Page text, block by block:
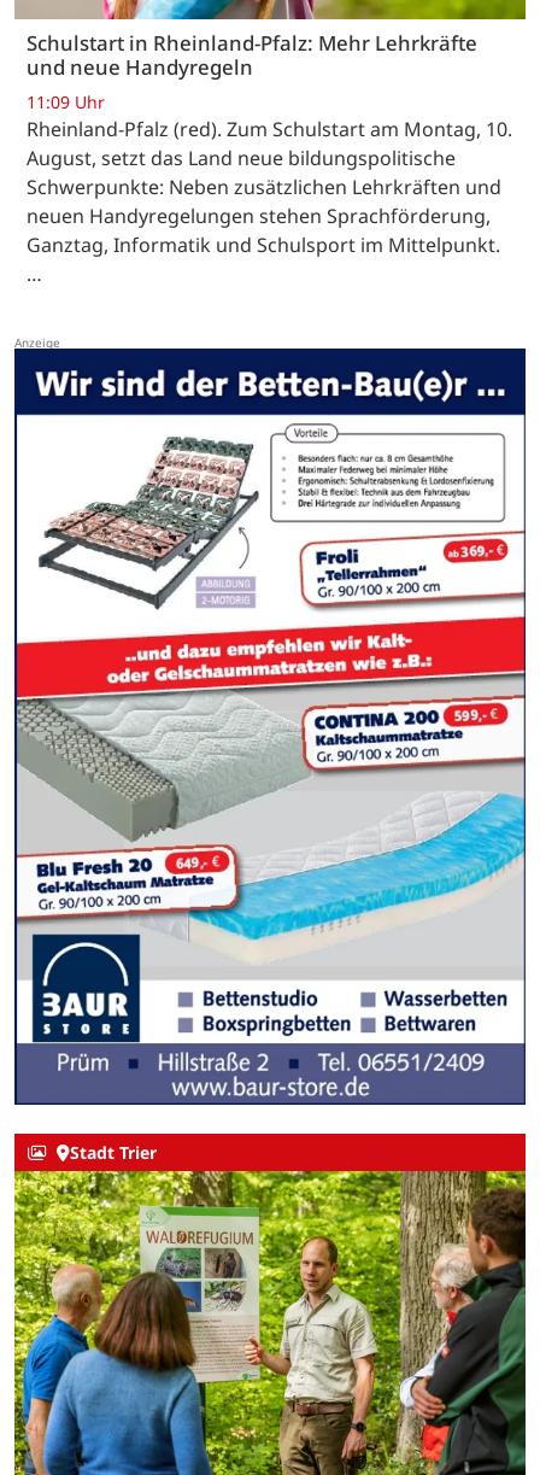
Schulstart in Rheinland-Pfalz: Mehr Lehrkräfte
und neue Handyregeln
11:09 Uhr
Rheinland-Pfalz (red). Zum Schulstart am Montag, 10.
August, setzt das Land neue bildungspolitische
Schwerpunkte: Neben zusätzlichen Lehrkräften und
neuen Handyregelungen stehen Sprachförderung,
Ganztag, Informatik und Schulsport im Mittelpunkt.
…
Stadt Trier